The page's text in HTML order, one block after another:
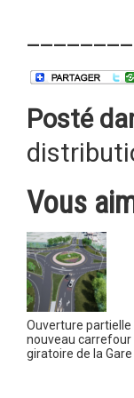
Posté
Vous
Ouverture partielle
nouveau carrefour
giratoire de la Gare